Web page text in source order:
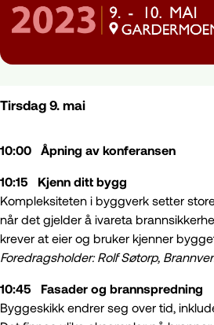
Tirsdag 9. mai
10:00 Åpning av konferansen
10:15 Kjenn ditt bygg
Kompleksiteten i byggverk setter
når det gjelder å ivareta
krever at eier og bruker kjenner
Foredragsholder: Rolf Søtorp,
10:45 Fasader og brannspredning
Byggeskikk endrer seg over tid,